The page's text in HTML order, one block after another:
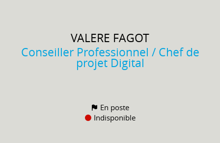
VALERE FAGOT
Conseiller Professionnel / Chef de
projet Digital
En poste
Indisponible